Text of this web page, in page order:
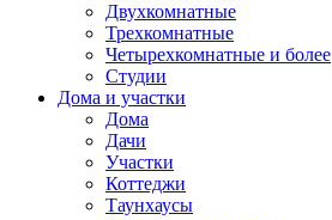
Двухкомнатные
Трехкомнатные
Четырехкомнатные и более
Студии
Дома и участки
Дома
Дачи
Участки
Коттеджи
Таунхаусы